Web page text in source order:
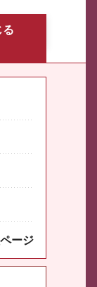
る
ージ